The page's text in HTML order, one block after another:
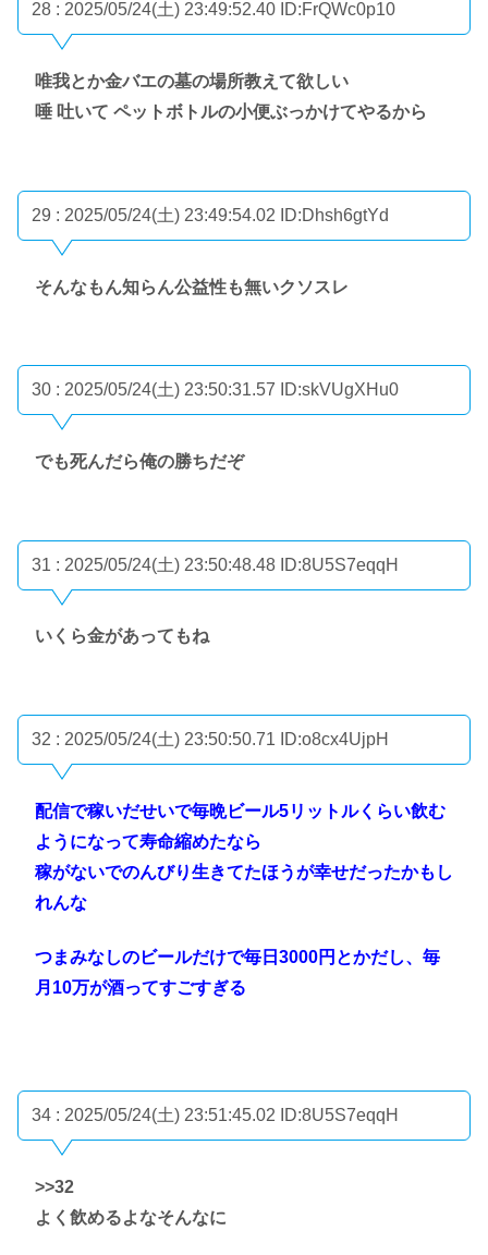
28 : 2025/05/24(土) 23:49:52.40 ID:FrQWc0p10
唯我とか金バエの墓の場所教えて欲しい
唾 吐いて ペットボトルの小便ぶっかけてやるから
29 : 2025/05/24(土) 23:49:54.02 ID:Dhsh6gtYd
そんなもん知らん公益性も無いクソスレ
30 : 2025/05/24(土) 23:50:31.57 ID:skVUgXHu0
でも死んだら俺の勝ちだぞ
31 : 2025/05/24(土) 23:50:48.48 ID:8U5S7eqqH
いくら金があってもね
32 : 2025/05/24(土) 23:50:50.71 ID:o8cx4UjpH
配信で稼いだせいで毎晩ビール5リットルくらい飲む
ようになって寿命縮めたなら
稼がないでのんびり生きてたほうが幸せだったかもし
れんな
つまみなしのビールだけで毎日3000円とかだし、毎
月10万が酒ってすごすぎる
34 : 2025/05/24(土) 23:51:45.02 ID:8U5S7eqqH
>>32
よく飲めるよなそんなに